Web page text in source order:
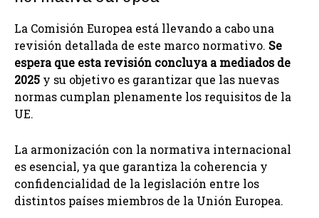
La Comisión Europea está llevando a cabo una
revisión detallada de este marco normativo. Se
espera que esta revisión concluya a mediados de
2025 y su objetivo es garantizar que las nuevas
normas cumplan plenamente los requisitos de la
UE.
La armonización con la normativa internacional
es esencial, ya que garantiza la coherencia y
confidencialidad de la legislación entre los
distintos países miembros de la Unión Europea.